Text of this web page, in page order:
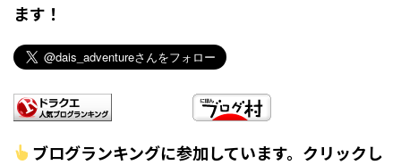
ます！
ブログランキングに参加しています。クリックし